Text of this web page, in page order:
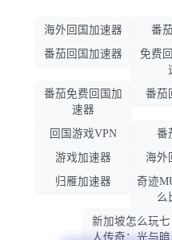
海外回国加速器 番
番茄回国加速器
免费
番茄免费回国加
速器
番茄
回国游戏VPN 番
游戏加速器
海外
归雁加速器
奇迹
么
新加坡怎么玩七
人传奇：光与暗